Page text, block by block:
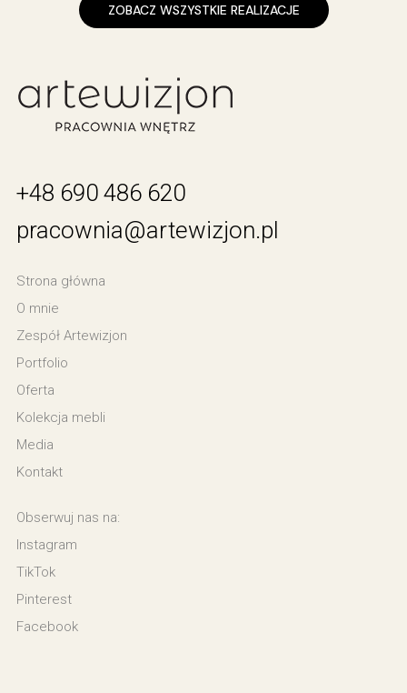
ZOBACZ WSZYSTKIE REALIZACJE
+48 690 486 620
pracownia@artewizjon.pl
Strona główna
O mnie
Zespół Artewizjon
Portfolio
Oferta
Kolekcja mebli
Media
Kontakt
Obserwuj nas na:
Instagram
TikTok
Pinterest
Facebook